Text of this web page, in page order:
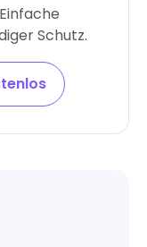
Schutz.